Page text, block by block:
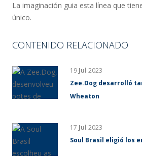
La imaginación guia esta línea que
único.
CONTENIDO RELACIONADO
19 Jul 2023
Zee.Dog desarrolló
Wheaton
17 Jul 2023
Soul Brasil eligió los